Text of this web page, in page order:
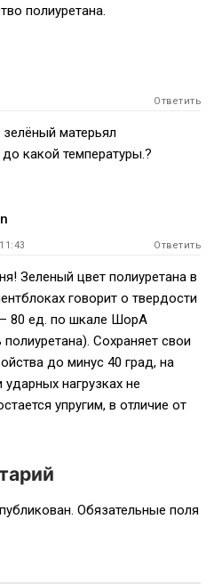
полиуретана.
Ответить
зелёный матерьял
какой температуры.?
Ответить
Зеленый цвет полиуретана в
говорит о твердости
80 ед. по шкале ШорА
Сохраняет свои
до минус 40 град, на
нагрузках не
упругим, в отличие от
Обязательные поля